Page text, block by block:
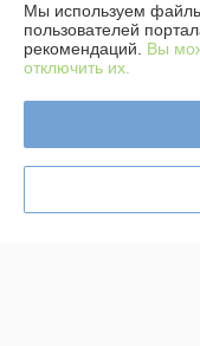
Доставка и оплата
Полная версия
Политика
Мы используем
пользователей
рекомендаций. Вы
отключить их.